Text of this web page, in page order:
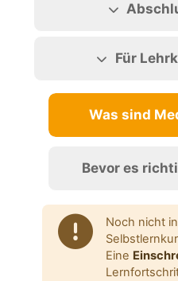
Für
Was sind
Bevor es
Noch nicht
Eine